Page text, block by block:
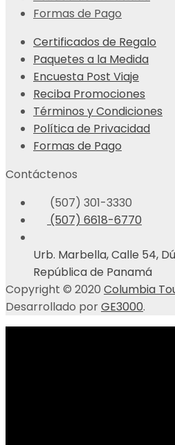
Formas de Pago
Certificados de Regalo
Paquetes a la Medida
Encuesta Post Viaje
Reciba Promociones
Términos y Condiciones
Política de Privacidad
Formas de Pago
Contáctenos
(507) 301-3330
(507) 6618-6770
Urb. Marbella, Calle 54,
República de Panamá
Copyright © 2020 Columbia
Desarrollado porGE3000.